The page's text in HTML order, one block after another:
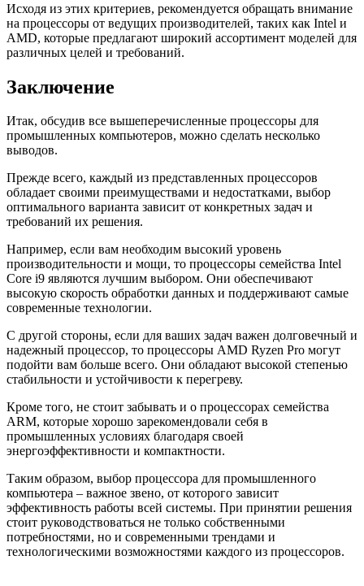
Исходя из этих критериев, рекомендуется обращать внимание
на процессоры от ведущих производителей, таких как Intel и
AMD, которые предлагают широкий ассортимент моделей для
различных целей и требований.
Заключение
Итак, обсудив все вышеперечисленные процессоры для
промышленных компьютеров, можно сделать несколько
выводов.
Прежде всего, каждый из представленных процессоров
обладает своими преимуществами и недостатками, выбор
оптимального варианта зависит от конкретных задач и
требований их решения.
Например, если вам необходим высокий уровень
производительности и мощи, то процессоры семейства Intel
Core i9 являются лучшим выбором. Они обеспечивают
высокую скорость обработки данных и поддерживают самые
современные технологии.
С другой стороны, если для ваших задач важен долговечный и
надежный процессор, то процессоры AMD Ryzen Pro могут
подойти вам больше всего. Они обладают высокой степенью
стабильности и устойчивости к перегреву.
Кроме того, не стоит забывать и о процессорах семейства
ARM, которые хорошо зарекомендовали себя в
промышленных условиях благодаря своей
энергоэффективности и компактности.
Таким образом, выбор процессора для промышленного
компьютера – важное звено, от которого зависит
эффективность работы всей системы. При принятии решения
стоит руководствоваться не только собственными
потребностями, но и современными трендами и
технологическими возможностями каждого из процессоров.